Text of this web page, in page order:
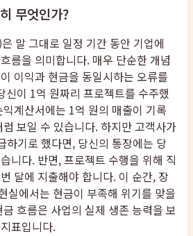
무엇인가?
말 그대로 일정 기간 동안 기업에
름을 의미합니다. 매우 단순한 개념
이익과 현금을 동일시하는 오류를
신이 1억 원짜리 프로젝트를 수주했
계산서에는 1억 원의 매출이 기록
보일 수 있습니다. 하지만 고객사가
하기로 했다면, 당신의 통장에는 당
니다. 반면, 프로젝트 수행을 위해 직
달에 지출해야 합니다. 이 순간, 장
실에서는 현금이 부족해 위기를 맞을
흐름은 사업의 실제 생존 능력을 보
표입니다.